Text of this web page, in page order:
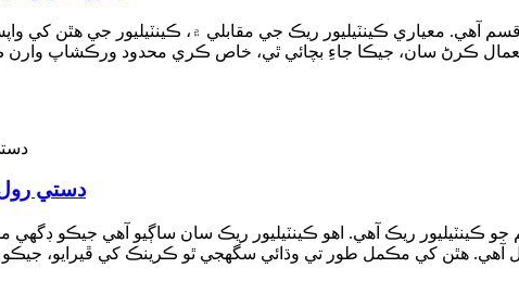
قسم آهي. معياري ڪينٽيليور ريڪ جي مقابلي ۾، ڪينٽيليور جي هٿن
ڪرڻ سان، جيڪا جاءِ بچائي ٿي، خاص ڪري محدود ورڪشاپ وارن
دستي
ريڪ آهي. اهو ڪينٽيليور ريڪ سان ساڳيو آهي جيڪو ڊگهي